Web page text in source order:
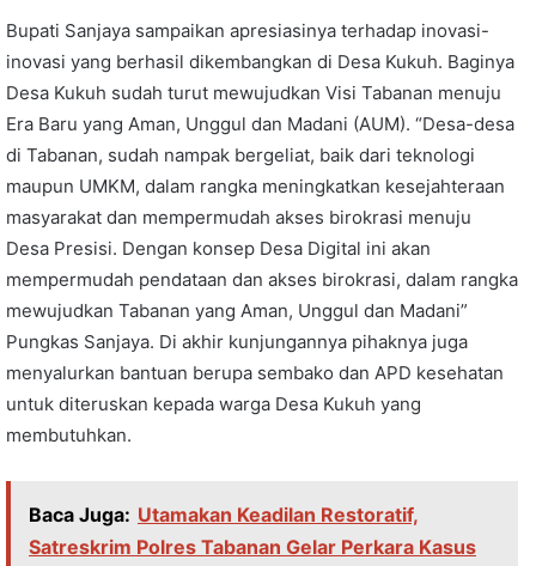
Bupati Sanjaya sampaikan apresiasinya terhadap inovasi-
inovasi yang berhasil dikembangkan di Desa Kukuh. Baginya
Desa Kukuh sudah turut mewujudkan Visi Tabanan menuju
Era Baru yang Aman, Unggul dan Madani (AUM). “Desa-desa
di Tabanan, sudah nampak bergeliat, baik dari teknologi
maupun UMKM, dalam rangka meningkatkan kesejahteraan
masyarakat dan mempermudah akses birokrasi menuju
Desa Presisi. Dengan konsep Desa Digital ini akan
mempermudah pendataan dan akses birokrasi, dalam rangka
mewujudkan Tabanan yang Aman, Unggul dan Madani”
Pungkas Sanjaya. Di akhir kunjungannya pihaknya juga
menyalurkan bantuan berupa sembako dan APD kesehatan
untuk diteruskan kepada warga Desa Kukuh yang
membutuhkan.
Baca Juga: Utamakan Keadilan Restoratif,
Satreskrim Polres Tabanan Gelar Perkara Kasus